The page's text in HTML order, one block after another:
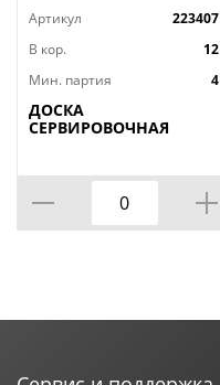
Артикул
223407
В кор.
12
Мин. партия
4
ДОСКА
СЕРВИРОВОЧНАЯ
УПАКОВКИ, КОР=12ШТ.